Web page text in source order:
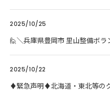
2025/10/25
🙋＼兵庫県豊岡市 里山整備ボラ
2025/10/22
♦️緊急声明♦️北海道・東北等の